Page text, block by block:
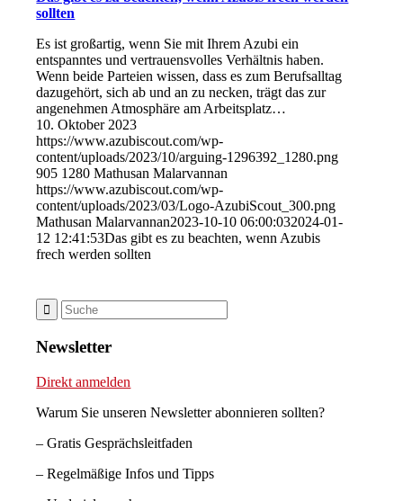
sollten
Es ist großartig, wenn Sie mit Ihrem Azubi ein
entspanntes und vertrauensvolles Verhältnis haben.
Wenn beide Parteien wissen, dass es zum Berufsalltag
dazugehört, sich ab und an zu necken, trägt das zur
angenehmen Atmosphäre am Arbeitsplatz…
10. Oktober 2023
https://www.azubiscout.com/wp-
content/uploads/2023/10/arguing-1296392_1280.png
905 1280 Mathusan Malarvannan
https://www.azubiscout.com/wp-
content/uploads/2023/03/Logo-AzubiScout_300.png
Mathusan Malarvannan2023-10-10 06:00:032024-01-
12 12:41:53Das gibt es zu beachten, wenn Azubis
frech werden sollten
Newsletter
Direkt anmelden
Warum Sie unseren Newsletter abonnieren sollten?
– Gratis Gesprächsleitfaden
– Regelmäßige Infos und Tipps